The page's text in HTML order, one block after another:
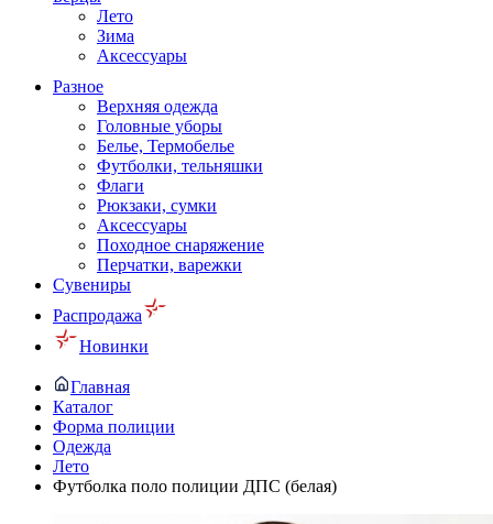
Лето
Зима
Аксессуары
Разное
Верхняя одежда
Головные уборы
Белье, Термобелье
Футболки, тельняшки
Флаги
Рюкзаки, сумки
Аксессуары
Походное снаряжение
Перчатки, варежки
Сувениры
Распродажа
Новинки
Главная
Каталог
Форма полиции
Одежда
Лето
Футболка поло полиции ДПС (белая)